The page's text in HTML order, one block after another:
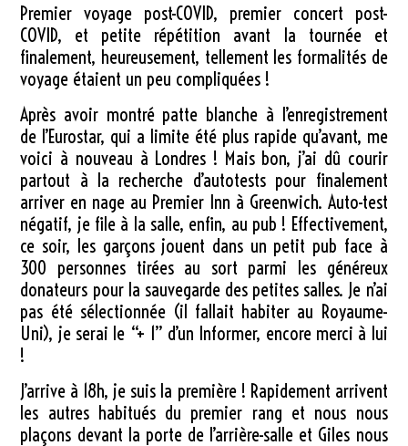
Premier voyage post-COVID, premier concert post-
COVID, et petite répétition avant la tournée et
finalement, heureusement, tellement les formalités de
voyage étaient un peu compliquées !
Après avoir montré patte blanche à l’enregistrement
de l’Eurostar, qui a limite été plus rapide qu’avant, me
voici à nouveau à Londres ! Mais bon, j’ai dû courir
partout à la recherche d’autotests pour finalement
arriver en nage au Premier Inn à Greenwich. Auto-test
négatif, je file à la salle, enfin, au pub ! Effectivement,
ce soir, les garçons jouent dans un petit pub face à
300 personnes tirées au sort parmi les généreux
donateurs pour la sauvegarde des petites salles. Je n’ai
pas été sélectionnée (il fallait habiter au Royaume-
Uni), je serai le “+ 1” d’un Informer, encore merci à lui
!
J’arrive à 18h, je suis la première ! Rapidement arrivent
les autres habitués du premier rang et nous nous
plaçons devant la porte de l’arrière-salle et Giles nous